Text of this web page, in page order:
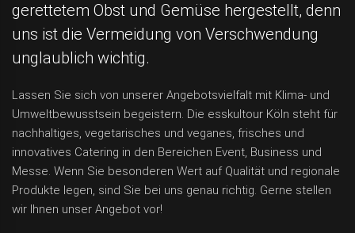
gerettetem Obst und Gemüse hergestellt, denn
uns ist die Vermeidung von Verschwendung
unglaublich wichtig.
Lassen Sie sich von unserer Angebotsvielfalt mit Klima- und
Umweltbewusstsein begeistern. Die esskultour Köln steht für
nachhaltiges, vegetarisches und veganes, frisches und
innovatives Catering in den Bereichen Event, Business und
Messe. Wenn Sie besonderen Wert auf Qualität und regionale
Produkte legen, sind Sie bei uns genau richtig. Gerne stellen
wir Ihnen unser Angebot vor!